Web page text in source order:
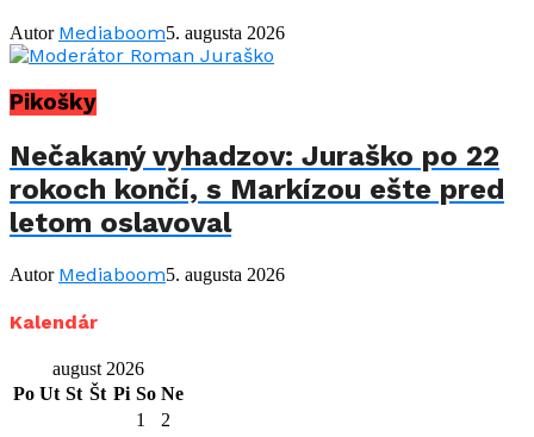
Autor Mediaboom5. augusta 2026
Pikošky
Nečakaný vyhadzov: Juraško po 22
rokoch končí, s Markízou ešte pred
letom oslavoval
Autor Mediaboom5. augusta 2026
Kalendár
august 2026
Po Ut St Št Pi So Ne
1
2